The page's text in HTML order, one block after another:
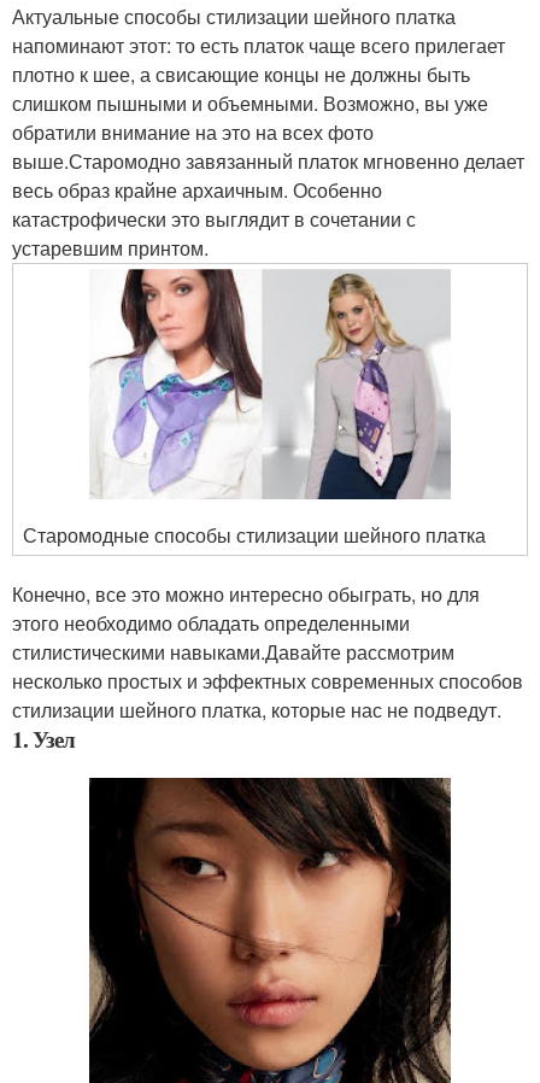
Актуальные способы стилизации шейного платка
напоминают этот: то есть платок чаще всего прилегает
плотно к шее, а свисающие концы не должны быть
слишком пышными и объемными. Возможно, вы уже
обратили внимание на это на всех фото
выше.Старомодно завязанный платок мгновенно делает
весь образ крайне архаичным. Особенно
катастрофически это выглядит в сочетании с
устаревшим принтом.
Старомодные способы стилизации шейного платка
Конечно, все это можно интересно обыграть, но для
этого необходимо обладать определенными
стилистическими навыками.Давайте рассмотрим
несколько простых и эффектных современных способов
стилизации шейного платка, которые нас не подведут.
1. Узел